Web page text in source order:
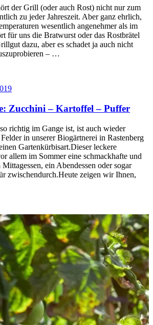
der Grill (oder auch Rost) nicht nur zum
zu jeder Jahreszeit. Aber ganz ehrlich,
wesentlich angenehmer als im
für uns die Bratwurst oder das Rostbrätel
dazu, aber es schadet ja auch nicht
– …
Zucchini – Kartoffel – Puffer
richtig im Gange ist, ist auch wieder
in unserer Biogärtnerei in Rastenberg
Gartenkürbisart.Dieser leckere
allem im Sommer eine schmackhafte und
ein Abendessen oder sogar
zwischendurch.Heute zeigen wir Ihnen,